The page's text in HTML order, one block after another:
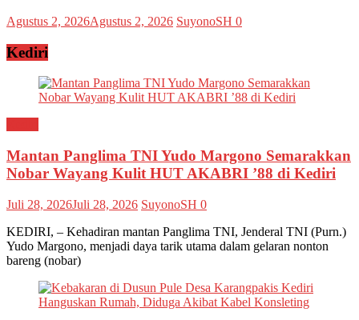
Agustus 2, 2026Agustus 2, 2026 SuyonoSH 0
Kediri
Mantan Panglima TNI Yudo Margono Semarakkan
Nobar Wayang Kulit HUT AKABRI ’88 di Kediri
Juli 28, 2026Juli 28, 2026 SuyonoSH 0
KEDIRI, – Kehadiran mantan Panglima TNI, Jenderal TNI (Purn.)
Yudo Margono, menjadi daya tarik utama dalam gelaran nonton
bareng (nobar)